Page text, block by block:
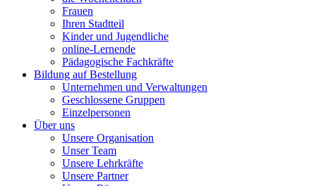
Frauen
Ihren Stadtteil
Kinder und Jugendliche
online-Lernende
Pädagogische Fachkräfte
Bildung auf Bestellung
Unternehmen und Verwaltungen
Geschlossene Gruppen
Einzelpersonen
Über uns
Unsere Organisation
Unser Team
Unsere Lehrkräfte
Unsere Partner